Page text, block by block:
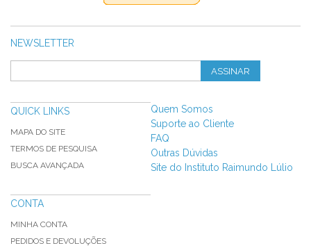
NEWSLETTER
ASSINAR
QUICK LINKS
MAPA DO SITE
TERMOS DE PESQUISA
BUSCA AVANÇADA
CONTA
MINHA CONTA
PEDIDOS E DEVOLUÇÕES
Quem Somos
Suporte ao Cliente
FAQ
Outras Dúvidas
Site do Instituto Raimundo Lúlio